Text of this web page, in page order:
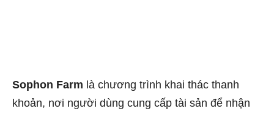
Sophon Farm là chương trình khai thác thanh
khoản, nơi người dùng cung cấp tài sản để nhận